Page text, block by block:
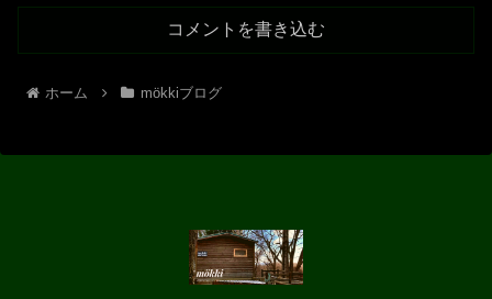
コメントを書き込む
ホーム mökkiブログ